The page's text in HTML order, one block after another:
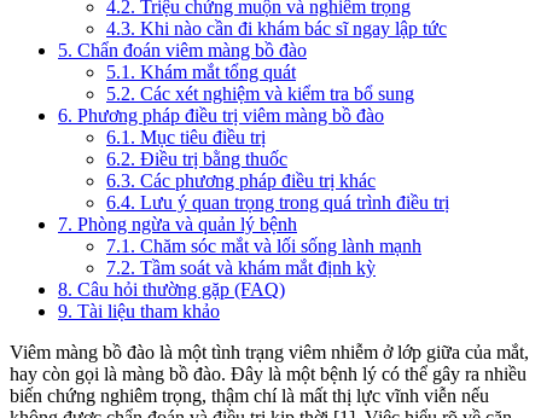
4.2. Triệu chứng muộn và nghiêm trọng
4.3. Khi nào cần đi khám bác sĩ ngay lập tức
5. Chẩn đoán viêm màng bồ đào
5.1. Khám mắt tổng quát
5.2. Các xét nghiệm và kiểm tra bổ sung
6. Phương pháp điều trị viêm màng bồ đào
6.1. Mục tiêu điều trị
6.2. Điều trị bằng thuốc
6.3. Các phương pháp điều trị khác
6.4. Lưu ý quan trọng trong quá trình điều trị
7. Phòng ngừa và quản lý bệnh
7.1. Chăm sóc mắt và lối sống lành mạnh
7.2. Tầm soát và khám mắt định kỳ
8. Câu hỏi thường gặp (FAQ)
9. Tài liệu tham khảo
Viêm màng bồ đào là một tình trạng viêm nhiễm ở lớp giữa của mắt,
hay còn gọi là màng bồ đào. Đây là một bệnh lý có thể gây ra nhiều
biến chứng nghiêm trọng, thậm chí là mất thị lực vĩnh viễn nếu